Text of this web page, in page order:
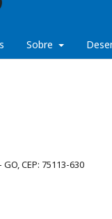
Sobre
CEP: 75113-630